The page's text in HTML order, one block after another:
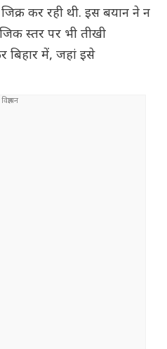
कर रही थी. इस बयान ने न
स्तर पर भी तीखी
बिहार में, जहां इसे